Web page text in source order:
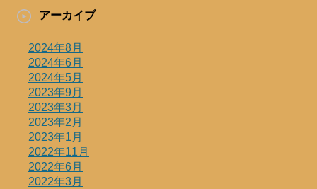
アーカイブ
2024年8月
2024年6月
2024年5月
2023年9月
2023年3月
2023年2月
2023年1月
2022年11月
2022年6月
2022年3月